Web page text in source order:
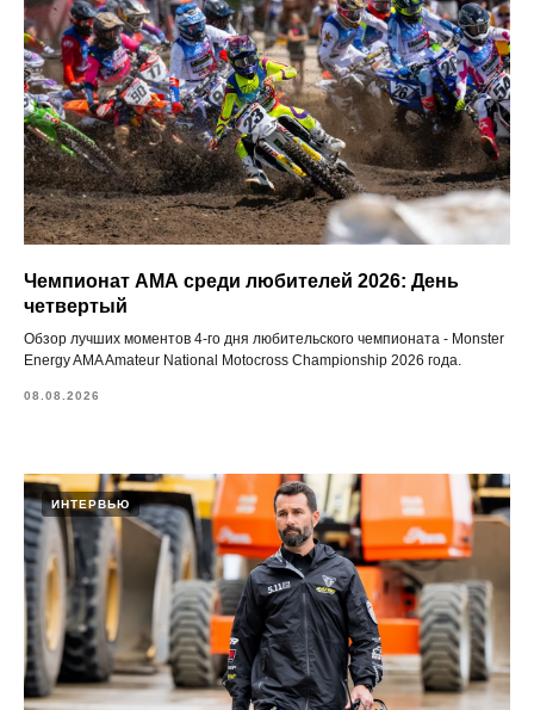
Чемпионат АМА среди любителей 2026: День
четвертый
Обзор лучших моментов 4-го дня любительского чемпионата - Monster
Energy AMA Amateur National Motocross Championship 2026 года.
08.08.2026
ИНТЕРВЬЮ